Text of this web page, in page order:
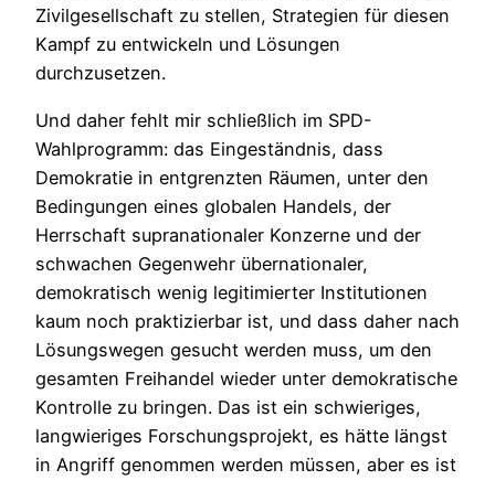
Zivilgesellschaft zu stellen, Strategien für diesen
Kampf zu entwickeln und Lösungen
durchzusetzen.
Und daher fehlt mir schließlich im SPD-
Wahlprogramm: das Eingeständnis, dass
Demokratie in entgrenzten Räumen, unter den
Bedingungen eines globalen Handels, der
Herrschaft supranationaler Konzerne und der
schwachen Gegenwehr übernationaler,
demokratisch wenig legitimierter Institutionen
kaum noch praktizierbar ist, und dass daher nach
Lösungswegen gesucht werden muss, um den
gesamten Freihandel wieder unter demokratische
Kontrolle zu bringen. Das ist ein schwieriges,
langwieriges Forschungsprojekt, es hätte längst
in Angriff genommen werden müssen, aber es ist